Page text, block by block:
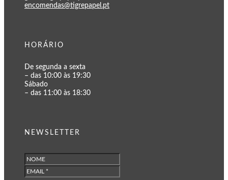
encomendas@tigrepapel.pt
HORÁRIO
De segunda a sexta
– das 10:00 às 19:30
Sábado
– das 11:00 às 18:30
NEWSLETTER